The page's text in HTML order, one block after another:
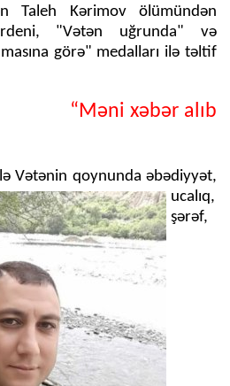
Taleh Kərimov ölümündən
"Vətən uğrunda" və
görə" medalları ilə təltif
“Məni xəbər alıb
Vətənin qoynunda əbədiyyət,
ucalıq,
şərəf,